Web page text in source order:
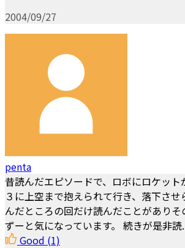
2004/09/27
penta
昔読んだエピソードで、ロボにロケット
３に上空まで抱えられて行き、落下さ
んだところの回だけ読んだことがあり
ずーと気になっています。 続きが是非読
Good (1)